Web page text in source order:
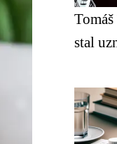
stal